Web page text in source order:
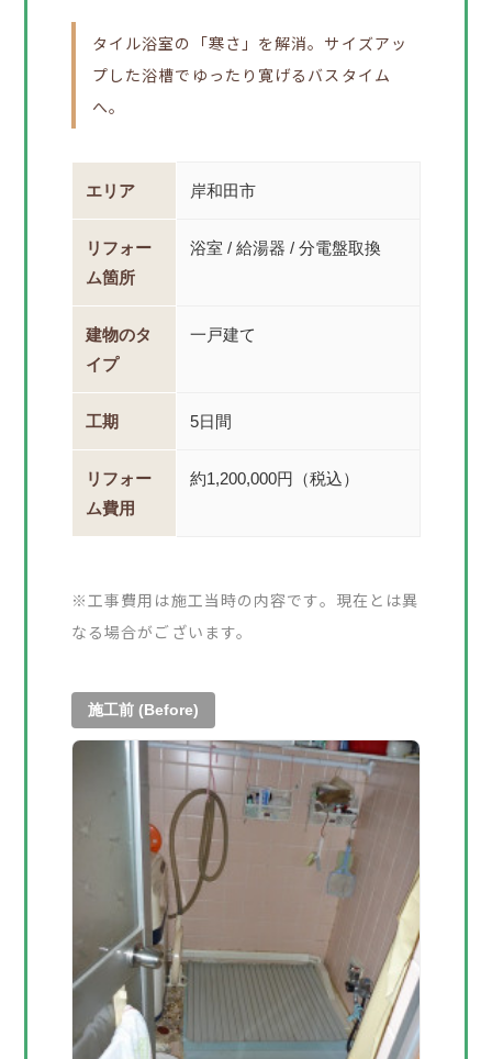
タイル浴室の「寒さ」を解消。サイズアッ
プした浴槽でゆったり寛げるバスタイム
へ。
エリア 岸和田市
リフォー
ム箇所
浴室 / 給湯器 / 分電盤取換
建物のタ
イプ
一戸建て
工期 5日間
リフォー
ム費用
約1,200,000円（税込）
※工事費用は施工当時の内容です。現在とは異
なる場合がございます。
施工前 (Before)